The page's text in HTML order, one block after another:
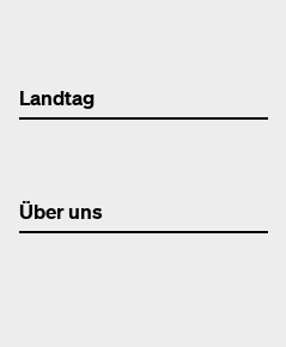
Landtag
Über uns